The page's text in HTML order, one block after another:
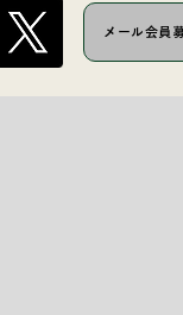
メール会員